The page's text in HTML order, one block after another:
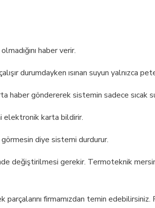
haber verir.
durumdayken ısınan suyun yalnızca
haber göndererek sistemin sadece sıcak su
elektronik karta bildirir.
görmesin diye sistemi durdurur.
değiştirilmesi gerekir. Termoteknik
firmamızdan temin